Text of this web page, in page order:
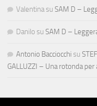
Valentina su SAM D –
Danilo su SAM D –
Antonio Bacciocchi su
GALLUZZI – Una rotonda per